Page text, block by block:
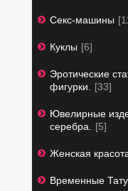
Секс-машины
Куклы 6
Эротические
фигурки.
33
Ювелирные
серебра.
5
Женская
Временные